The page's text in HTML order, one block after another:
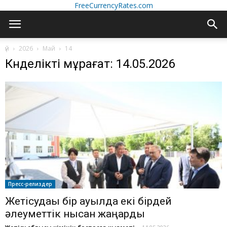
FreeCurrencyRates.com
үй 2026 Май 14
Күнделікті мұрағат: 14.05.2026
Пресс-релиздер
Жетісудағы бір ауылда екі бірдей
әлеуметтік нысан жаңарды